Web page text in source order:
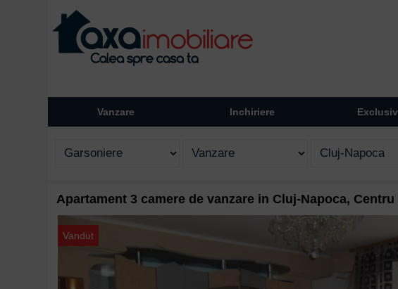
Vanzare Inchiriere
Apartament 3 camere de vanzare in Cluj-Napoca, Centru
Vandut